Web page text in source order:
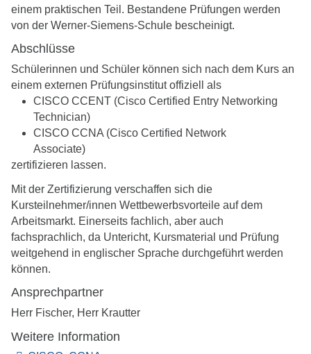
einem praktischen Teil. Bestandene Prüfungen werden
von der Werner-Siemens-Schule bescheinigt.
Abschlüsse
Schülerinnen und Schüler können sich nach dem Kurs an
einem externen Prüfungsinstitut offiziell als
CISCO CCENT (Cisco Certified Entry Networking
Technician)
CISCO CCNA (Cisco Certified Network
Associate)
zertifizieren lassen.
Mit der Zertifizierung verschaffen sich die
Kursteilnehmer/innen Wettbewerbsvorteile auf dem
Arbeitsmarkt. Einerseits fachlich, aber auch
fachsprachlich, da Untericht, Kursmaterial und Prüfung
weitgehend in englischer Sprache durchgeführt werden
können.
Ansprechpartner
Herr Fischer, Herr Krautter
Weitere Information